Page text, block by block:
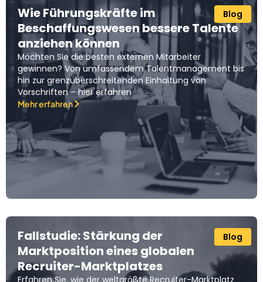
Blog
Wie Führungskräfte im
Beschaffungswesen bessere Talente
anziehen können
Möchten Sie die besten externen Mitarbeiter
gewinnen? Von umfassendem Talentmanagement bis
hin zur grenzüberschreitenden Einhaltung von
Vorschriften – hier erfahren
Mehr erfahren
Blog
Fallstudie: Stärkung der
Marktposition eines globalen
Recruiter-Marktplatzes